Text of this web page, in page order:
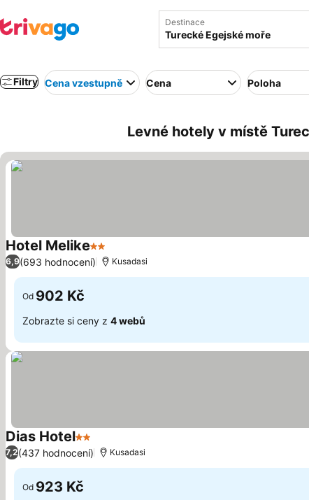
Destinace
Filtry Cena vzestupně Cena Poloha
Levné hotely v místě
Hotel Melike2 Počet hvězdiček
6,9(693 hodnocení) Kusadasi
Od 902 Kč
Zobrazte si ceny z 4 webů
Dias Hotel2 Počet hvězdiček
7,2(437 hodnocení) Kusadasi
Od 923 Kč